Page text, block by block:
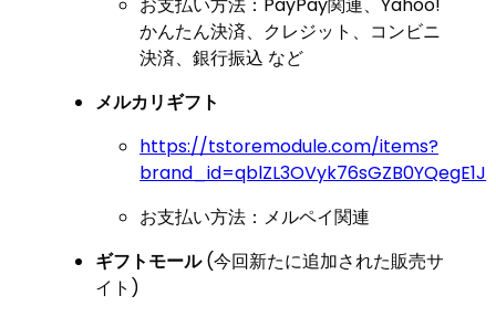
かんたん決済、クレジット、コンビニ
決済、銀行振込 など
メルカリギフト
https://tstoremodule.com/items?
brand_id=qblZL3OVyk76sGZB0YQegE1J
お支払い方法：メルペイ関連
ギフトモール(今回新たに追加された販売サ
イト)